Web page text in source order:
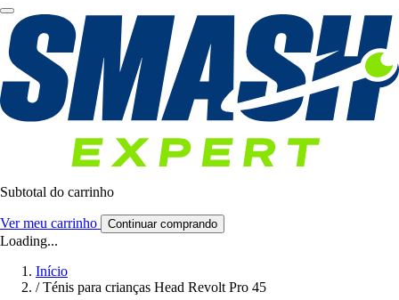
Subtotal do carrinho
Ver meu carrinho Continuar comprando
Loading...
Início
/ Ténis para crianças Head Revolt Pro 45